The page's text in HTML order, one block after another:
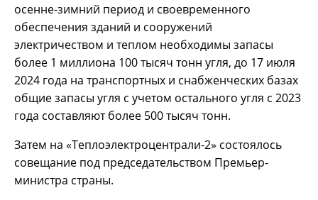
осенне-зимний период и своевременного
обеспечения зданий и сооружений
электричеством и теплом необходимы запасы
более 1 миллиона 100 тысяч тонн угля, до 17 июля
2024 года на транспортных и снабженческих базах
общие запасы угля с учетом остального угля с 2023
года составляют более 500 тысяч тонн.
Затем на «Теплоэлектроцентрали-2» состоялось
совещание под председательством Премьер-
министра страны.